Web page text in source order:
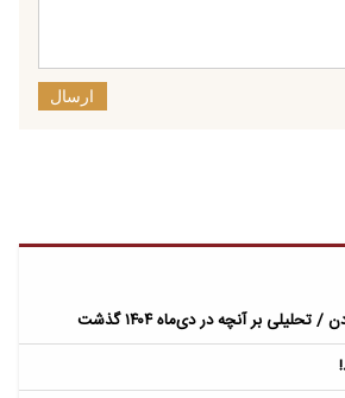
ارسال
بر آنچه در دی‌ماه ۱۴۰۴ گذشت